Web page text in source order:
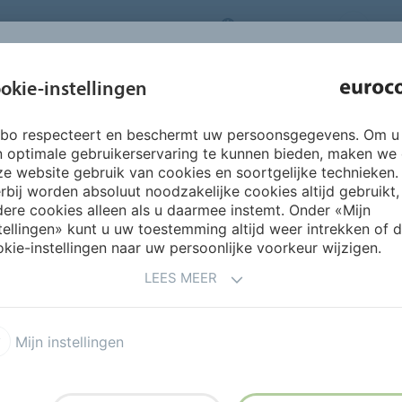
NEDERLANDS
OVER ONS PRODUCTEN
INSPIRATIE &
REFERENTIES
Chiyoda Europe Genk
EN WARM
te werken met een
tussen architect en
uit Apeldoorn en Ruud
managers. ‘Ik ken
en van tijd tot tijd
instellingen
respecteert en beschermt uw persoonsgegevens. Om u
optimale gebruikerservaring te kunnen bieden, maken we
website gebruik van cookies en soortgelijke technieken.
worden absoluut noodzakelijke cookies altijd gebruikt,
cookies alleen als u daarmee instemt. Onder «Mijn
kunt u uw toestemming altijd weer intrekken of
instellingen naar uw persoonlijke voorkeur wijzigen.
LEES MEER
Mijn instellingen